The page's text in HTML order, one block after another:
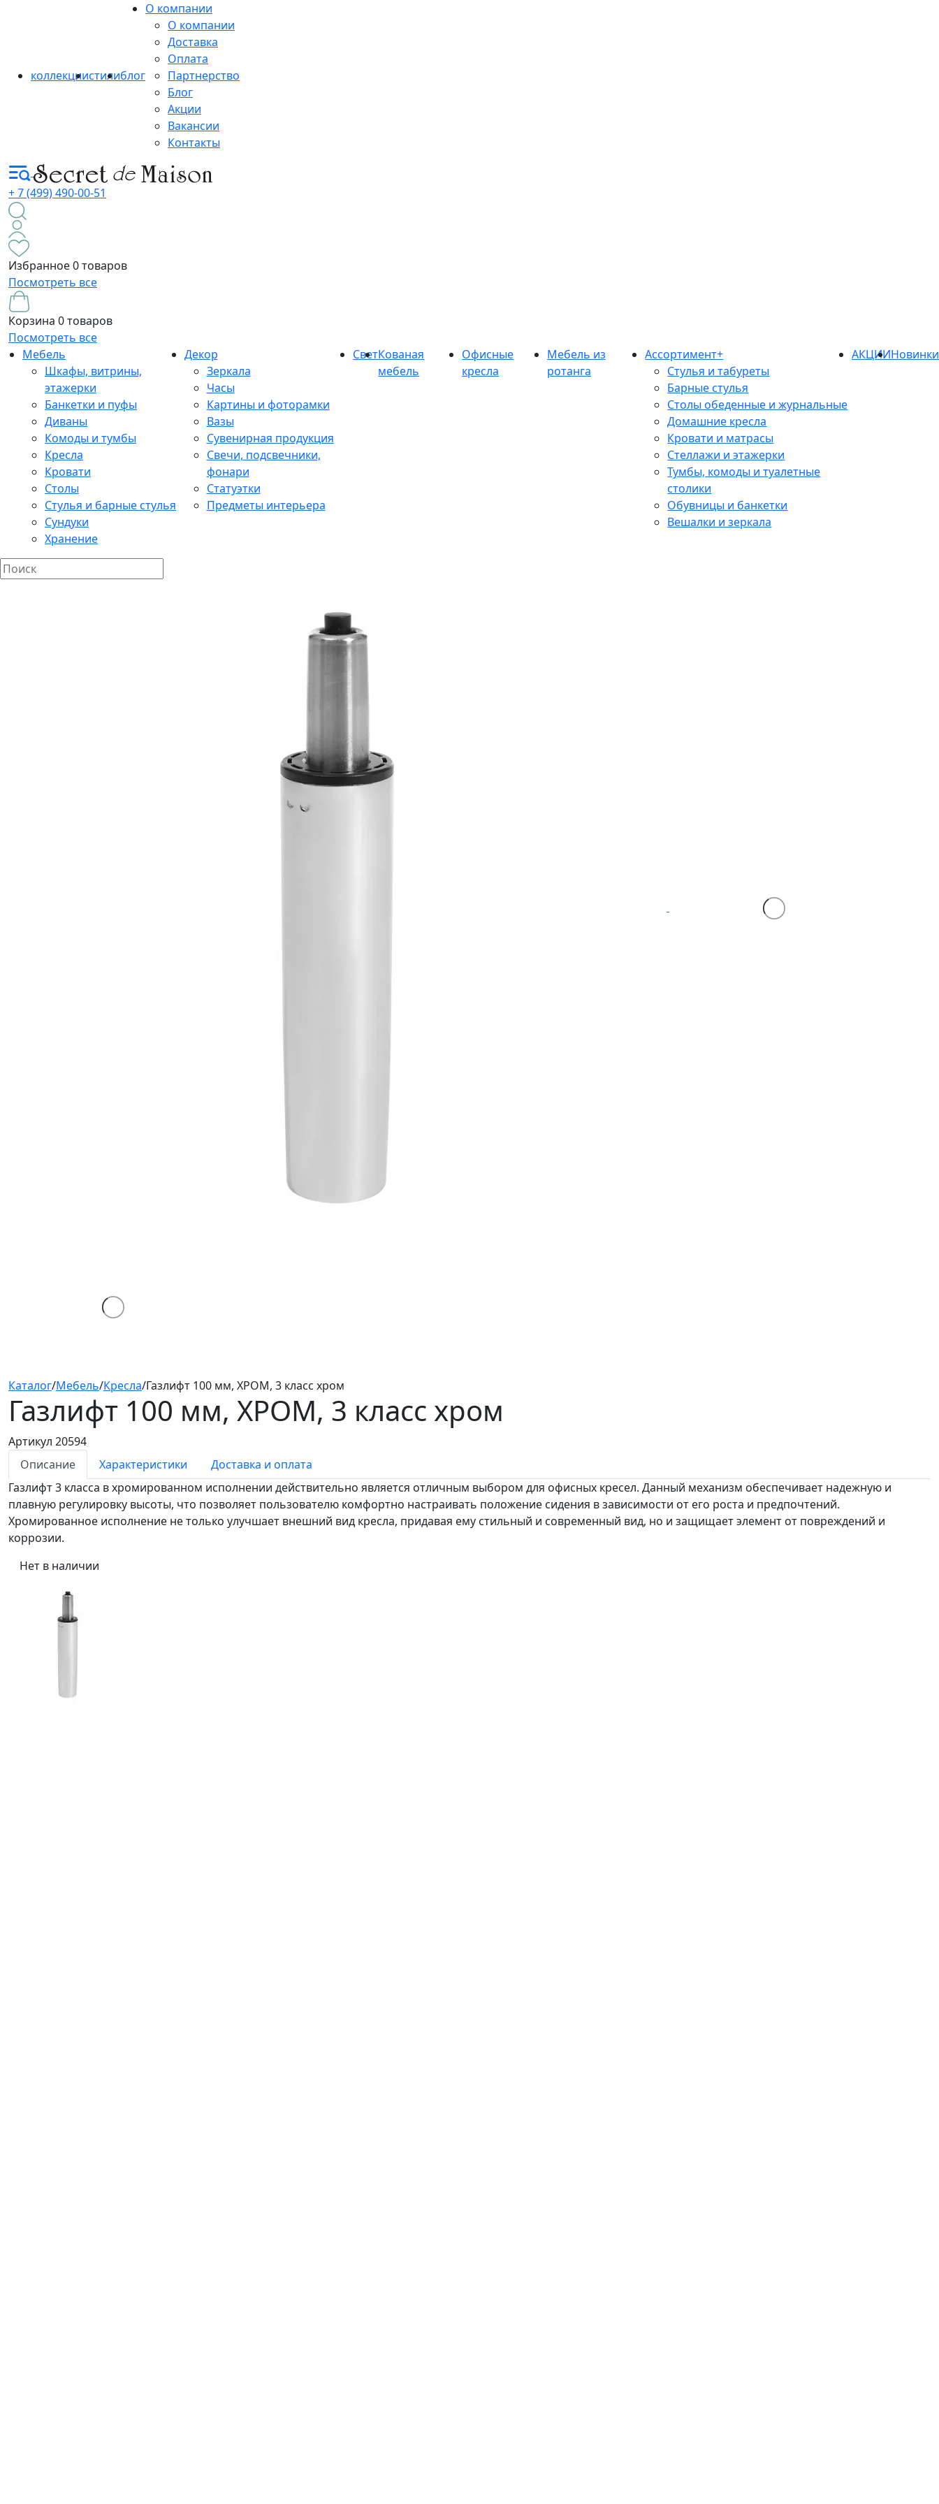
коллекциистилиблог
О компании
О компании
Доставка
Оплата
Партнерство
Блог
Акции
Вакансии
Контакты
+ 7 (499) 490-00-51
Избранное0 товаров
Посмотреть все
Корзина 0 товаров
Посмотреть все
Мебель
Шкафы, витрины,
этажерки
Банкетки и пуфы
Диваны
Комоды и тумбы
Кресла
Кровати
Столы
Стулья и барные стулья
Сундуки
Хранение
Декор
Зеркала
Часы
Картины и фоторамки
Вазы
Сувенирная продукция
Свечи, подсвечники,
фонари
Статуэтки
Предметы интерьера
СветКованая
мебель
Офисные
кресла
Мебель из
ротанга
Ассортимент+
Стулья и табуреты
Барные стулья
Столы обеденные и журнальные
Домашние кресла
Кровати и матрасы
Стеллажи и этажерки
Тумбы, комоды и туалетные
столики
Обувницы и банкетки
Вешалки и зеркала
АКЦИИНовинки
Каталог/Мебель/Кресла/Газлифт 100 мм, ХРОМ, 3 класс хром
Газлифт 100 мм, ХРОМ, 3 класс хром
Артикул 20594
Описание
Характеристики
Доставка и оплата
Газлифт 3 класса в хромированном исполнении действительно является отличным выбором для офисных кресел. Данный механизм обеспечивает надежную и
плавную регулировку высоты, что позволяет пользователю комфортно настраивать положение сидения в зависимости от его роста и предпочтений.
Хромированное исполнение не только улучшает внешний вид кресла, придавая ему стильный и современный вид, но и защищает элемент от повреждений и
коррозии.
Нет в наличии